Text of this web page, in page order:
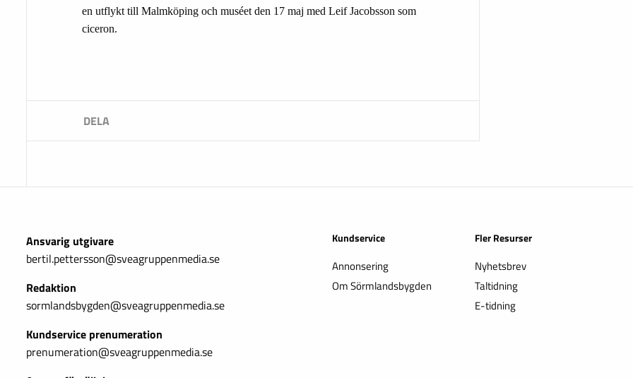
en utflykt till Malmköping och muséet den 17 maj med Leif Jacobsson som
ciceron.
Ansvarig utgivare
bertil.pettersson@sveagruppenmedia.se
Redaktion
sormlandsbygden@sveagruppenmedia.se
Kundservice prenumeration
prenumeration@sveagruppenmedia.se
Kundservice
Annonsering
Om Sörmlandsbygden
Fler Resurser
Nyhetsbrev
Taltidning
E-tidning